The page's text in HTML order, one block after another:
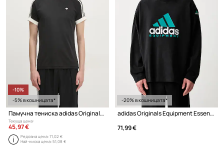
-10%
-5% в кошницата*
Памучна тениска adidas Originals Premium Cali Tee
Текуща цена:
45,97 €
Редовна цена:71,02 €
Най-ниска цена:51,08 €
-20% в кошницата*
adidas Originals Equipment Essentials блуза с дълги ръкави мъжка от памук
71,99 €